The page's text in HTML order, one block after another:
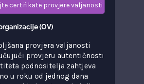
certifikate provjere valjanosti domene
(OV)
provjera valjanosti
provjeru autentičnosti
podnositelja zahtjeva
u roku od jednog dana